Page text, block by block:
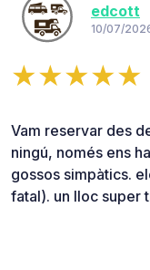
edcott
10/07/
Vam reservar des
ningú, només ens
gossos simpàtics.
fatal). un lloc super